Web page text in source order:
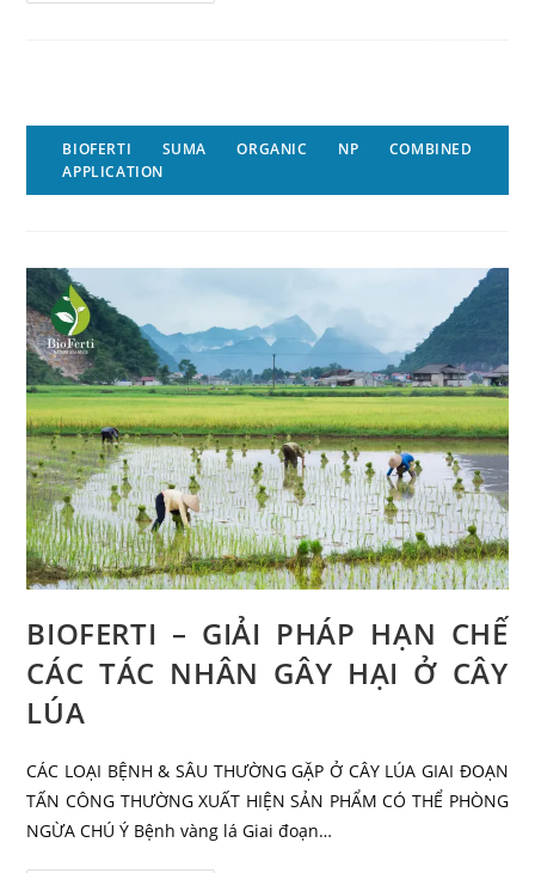
BIOFERTI SUMA ORGANIC NP COMBINED
APPLICATION
BIOFERTI – GIẢI PHÁP HẠN CHẾ
CÁC TÁC NHÂN GÂY HẠI Ở CÂY
LÚA
CÁC LOẠI BỆNH & SÂU THƯỜNG GẶP Ở CÂY LÚA GIAI ĐOẠN
TẤN CÔNG THƯỜNG XUẤT HIỆN SẢN PHẨM CÓ THỂ PHÒNG
NGỪA CHÚ Ý Bệnh vàng lá Giai đoạn…